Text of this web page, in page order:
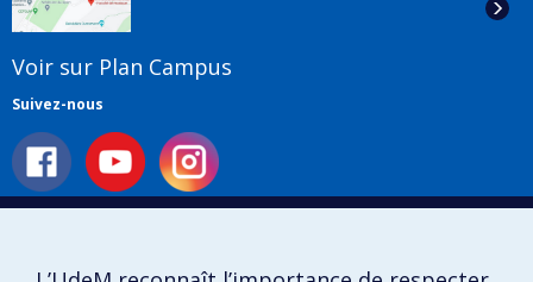
Voir sur Plan Campus
Suivez-nous